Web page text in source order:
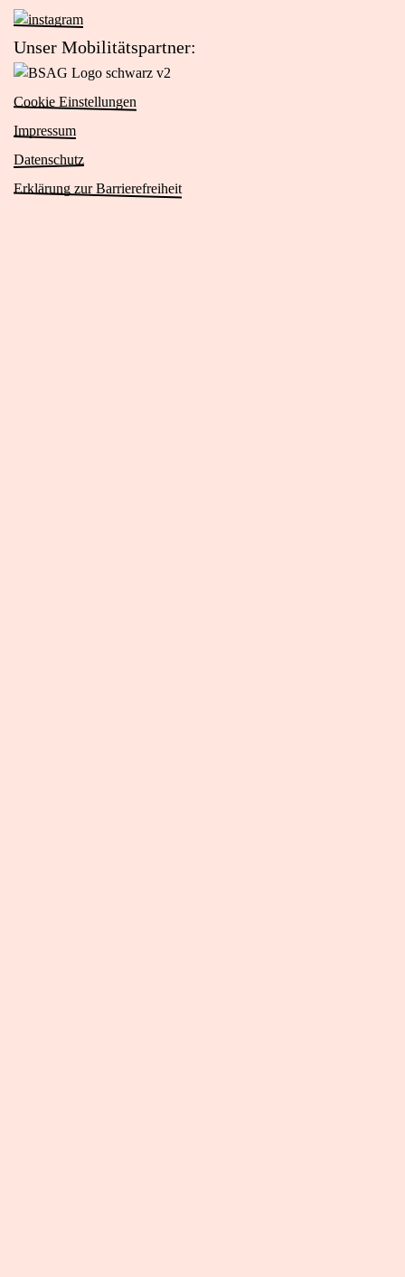
Facebook-
Seite
von
Das
Viertel
in
neuem
Tab)
Zur
Seite
von
Das
Viertel
in
neuem
Unser Mobilitätspartner:
v2
Cookie Einstellungen
Impressum
Datenschutz
Erklärung zur Barrierefreiheit